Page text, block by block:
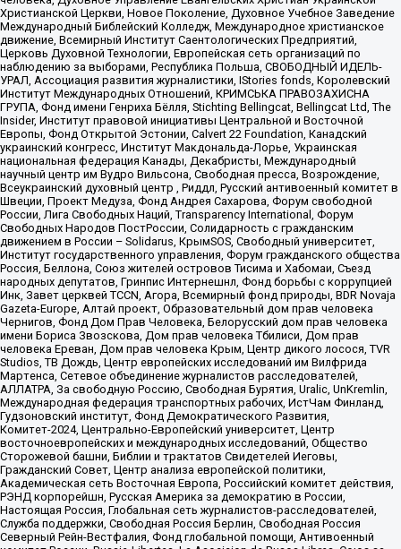
Христианской Церкви, Новое Поколение, Духовное Учебное Заведение
Международный Библейский Колледж, Международное христианское
движение, Всемирный Институт Саентологических Предприятий,
Церковь Духовной Технологии, Европейская сеть организаций по
наблюдению за выборами, Республика Польша, СВОБОДНЫЙ ИДЕЛЬ-
УРАЛ, Ассоциация развития журналистики, IStories fonds, Королевский
Институт Международных Отношений, КРИМСЬКА ПРАВОЗАХИСНА
ГРУПА, Фонд имени Генриха Бёлля, Stichting Bellingcat, Bellingcat Ltd, The
Insider, Институт правовой инициативы Центральной и Восточной
Европы, Фонд Открытой Эстонии, Calvert 22 Foundation, Канадский
украинский конгресс, Институт Макдональда-Лорье, Украинская
национальная федерация Канады, Декабристы, Международный
научный центр им Вудро Вильсона, Свободная пресса, Возрождение,
Всеукраинский духовный центр , Риддл, Русский антивоенный комитет в
Швеции, Проект Медуза, Фонд Андрея Сахарова, Форум свободной
России, Лига Свободных Наций, Transparеncy International, Форум
Свободных Народов ПостРоссии, Солидарность с гражданским
движением в России – Solidarus, КрымSOS, Свободный университет,
Институт государственного управления, Форум гражданского общества
Россия, Беллона, Союз жителей островов Тисима и Хабомаи, Съезд
народных депутатов, Гринпис Интернешнл, Фонд борьбы с коррупцией
Инк, Завет церквей TCCN, Агора, Всемирный фонд природы, BDR Novaja
Gazeta-Europe, Алтай проект, Образовательный дом прав человека
Чернигов, Фонд Дом Прав Человека, Белорусский дом прав человека
имени Бориса Звозскова, Дом прав человека Тбилиси, Дом прав
человека Ереван, Дом прав человека Крым, Центр дикого лосося, TVR
Studios, ТВ Дождь, Центр европейских исследований им Вилфрида
Мартенса, Сетевое объединение журналистов расследователей,
АЛЛАТРА, За свободную Россию, Свободная Бурятия, Uralic, UnKremlin,
Международная федерация транспортных рабочих, ИстЧам Финланд,
Гудзоновский институт, Фонд Демократического Развития,
Комитет-2024, Центрально-Европейский университет, Центр
восточноевропейских и международных исследований, Общество
Сторожевой башни, Библии и трактатов Свидетелей Иеговы,
Гражданский Совет, Центр анализа европейской политики,
Академическая сеть Восточная Европа, Российский комитет действия,
РЭНД корпорейшн, Русская Америка за демократию в России,
Настоящая Россия, Глобальная сеть журналистов-расследователей,
Служба поддержки, Свободная Россия Берлин, Свободная Россия
Северный Рейн-Вестфалия, Фонд глобальной помощи, Антивоенный